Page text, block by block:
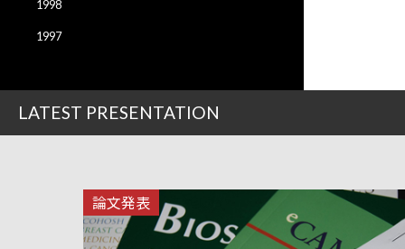
1998
1997
LATEST PRESENTATION
論文発表